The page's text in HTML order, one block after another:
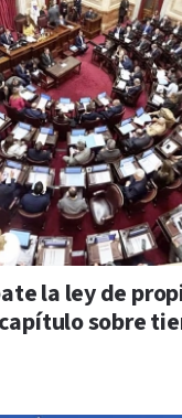
la ley de
sobre